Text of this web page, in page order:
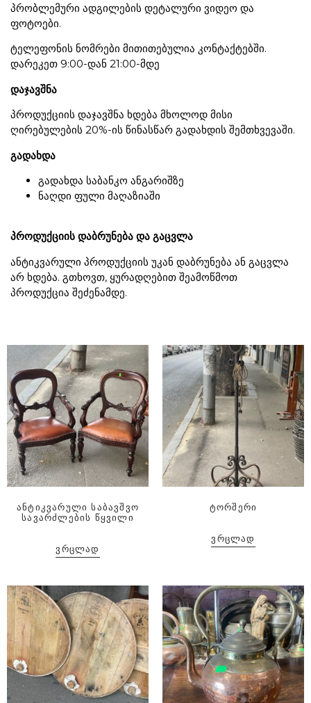
პრობლემური ადგილების დეტალური ვიდეო და
ფოტოები.
ტელეფონის ნომრები მითითებულია კონტაქტებში.
დარეკეთ 9:00-დან 21:00-მდე
დაჯავშნა
პროდუქციის დაჯავშნა ხდება მხოლოდ მისი
ღირებულების 20%-ის წინასწარ გადახდის შემთხვევაში.
გადახდა
გადახდა საბანკო ანგარიშზე
ნაღდი ფული მაღაზიაში
პროდუქციის დაბრუნება და გაცვლა
ანტიკვარული პროდუქციის უკან დაბრუნება ან გაცვლა
არ ხდება. გთხოვთ, ყურადღებით შეამოწმოთ
პროდუქცია შეძენამდე.
ანტიკვარული საბავშვო
სავარძლების წყვილი
ᲕᲠᲪᲚᲐᲓ
ტორშერი
ᲕᲠᲪᲚᲐᲓ